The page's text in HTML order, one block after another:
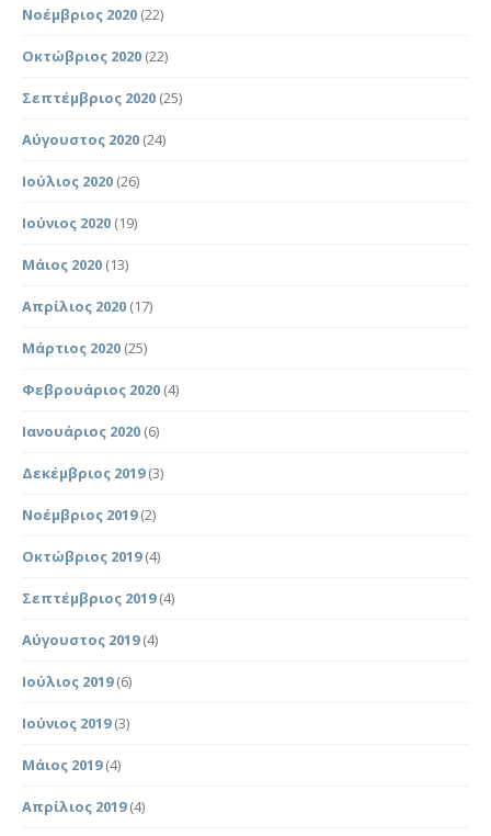
Νοέμβριος 2020 (22)
Οκτώβριος 2020 (22)
Σεπτέμβριος 2020 (25)
Αύγουστος 2020 (24)
Ιούλιος 2020 (26)
Ιούνιος 2020 (19)
Μάιος 2020 (13)
Απρίλιος 2020 (17)
Μάρτιος 2020 (25)
Φεβρουάριος 2020 (4)
Ιανουάριος 2020 (6)
Δεκέμβριος 2019(3)
Νοέμβριος 2019(2)
Οκτώβριος 2019(4)
Σεπτέμβριος 2019(4)
Αύγουστος 2019(4)
Ιούλιος 2019(6)
Ιούνιος 2019(3)
Μάιος 2019(4)
Απρίλιος 2019(4)